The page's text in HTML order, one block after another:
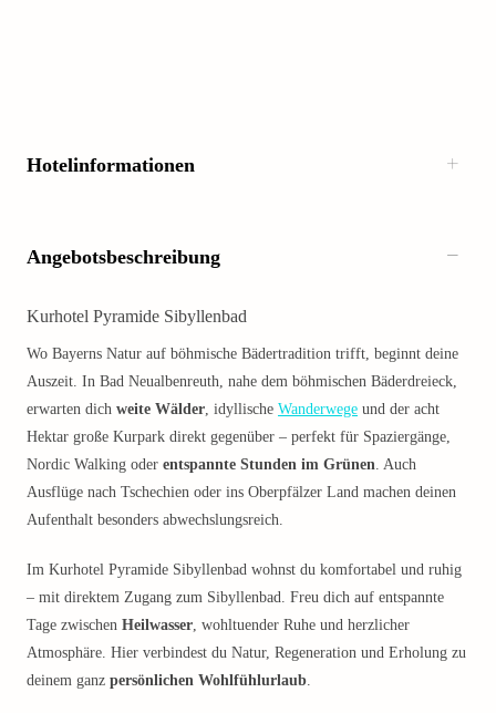
Hotelinformationen
Angebotsbeschreibung
Kurhotel Pyramide Sibyllenbad
Wo Bayerns Natur auf böhmische Bädertradition trifft, beginnt deine
Auszeit. In Bad Neualbenreuth, nahe dem böhmischen Bäderdreieck,
erwarten dich weite Wälder, idyllische Wanderwege und der acht
Hektar große Kurpark direkt gegenüber – perfekt für Spaziergänge,
Nordic Walking oder entspannte Stunden im Grünen. Auch
Ausflüge nach Tschechien oder ins Oberpfälzer Land machen deinen
Aufenthalt besonders abwechslungsreich.
Im Kurhotel Pyramide Sibyllenbad wohnst du komfortabel und ruhig
– mit direktem Zugang zum Sibyllenbad. Freu dich auf entspannte
Tage zwischen Heilwasser, wohltuender Ruhe und herzlicher
Atmosphäre. Hier verbindest du Natur, Regeneration und Erholung zu
deinem ganz persönlichen Wohlfühlurlaub.